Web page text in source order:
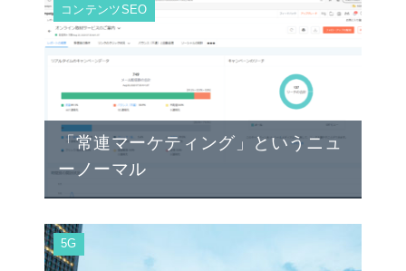
コンテンツSEO
「常連マーケティング」というニュ
ーノーマル
5G